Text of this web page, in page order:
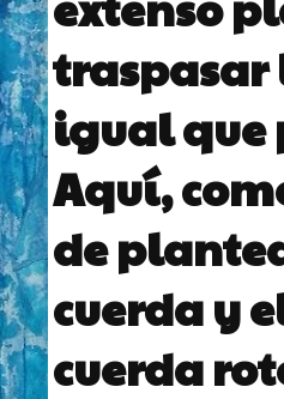
traspasar
igual que
Aquí,
de
cuerda y
cuerda